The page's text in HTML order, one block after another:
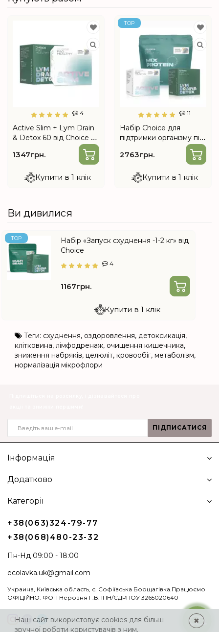
4
Active Slim + Lym Drain
& Detox 60 від Choice —
програма підтримки
організму під час
1347грн.
Купити в 1 клік
TOP
11
Набір Choice для
підтримки організму під
час схуднення (Mix
Protein Slim, Lym Drain
& Detox, Active Slim)
2763грн.
Купити в 1 клік
Ви дивилися
TOP
Набір «Запуск схуднення -1-2 кг» від
Choice
4
1167грн.
Купити в 1 клік
Теги: схуднення, оздоровлення, детоксикація,
клітковина, лімфодренаж, очищення кишечника,
зниження набряків, целюліт, кровообіг, метаболізм,
нормалізація мікрофлори
ПІДПИСАТИСЯ
Інформація
Додатково
Категорії
+38(063)324-79-77
+38(068)480-23-32
Пн-Нд 09:00 - 18:00
ecolavka.uk@gmail.com
Украина, Київська область, с. Софіївська Борщагівка.Працюємо
ОФІЦІЙНО: ФОП Неровня Г.В. ІПН/ЄДРПОУ 3265020640
Наш сайт використовує cookies для більш
зручної роботи користувачів з ним.
✖